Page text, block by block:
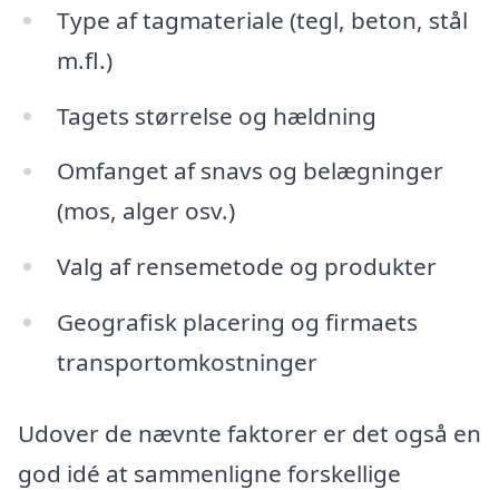
Type af tagmateriale (tegl, beton, stål
m.fl.)
Tagets størrelse og hældning
Omfanget af snavs og belægninger
(mos, alger osv.)
Valg af rensemetode og produkter
Geografisk placering og firmaets
transportomkostninger
Udover de nævnte faktorer er det også en
god idé at sammenligne forskellige